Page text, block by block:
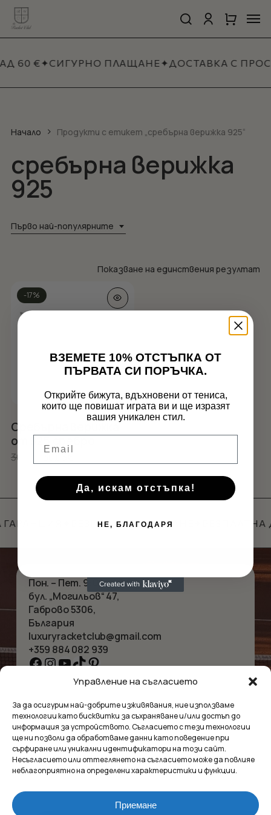
Управление на съгласието
За да осигурим най-добрите изживявания, ние използваме
технологии като бисквитки за съхраняване и/или достъп до
информация за устройството. Съгласието с тези технологии
ще ни позволи да обработваме данни като поведение при
сърфиране или уникални идентификатори на този сайт.
Несъгласието или оттеглянето на съгласието може да повлияе
неблагоприятно на определени характеристики и функции.
Приемане
Skip
main
search account
Количка
Cart
Нямате артикули в количката.
GO TO SHOP
60 €✦СИГУРНО ПЛАЩАНЕ✦ ДОСТАВКА С
Начало Продукти с етикет „сребърна верижка 925“
сребърна верижка
925
Първо най-популярните
Показване на единствения резултат
-17%
This
product
The
options
be
chosen
on
the
Сребърна верижка
от 925 сребро
36.00
Original
36.00€.
30.06€Текущата
е:
30.06€.
БЕЗПЛАТНО ВРЪЩАНЕ
Пон. – Пет. 9:00 – 18:00
бул. „Могильов“ 47,
Габрово 5306,
България
luxuryracketclub@gmail.com
+359 884 082 939
Facebook
Instagram
YouTube
TikTok
Pinterest
НАЧАЛО
ЗА НАС
МАГАЗИНЪТ
КОНТАКТ
КОЛЕКЦИИ
КОЛИЕТА
ГРИВНИ
ВИСУЛКИ
ОБЕЦИ
АКСЕСОАРИ
ПОВЕРИТЕЛНОСТ
УСЛОВИЯ
ВЗЕМЕТЕ 10% ОТСТЪПКА ОТ
ПЪРВАТА СИ ПОРЪЧКА.
Открийте бижута, вдъхновени от тениса,
които ще повишат играта ви и ще изразят
вашия уникален стил.
Да, искам отстъпка!
НЕ, БЛАГОДАРЯ